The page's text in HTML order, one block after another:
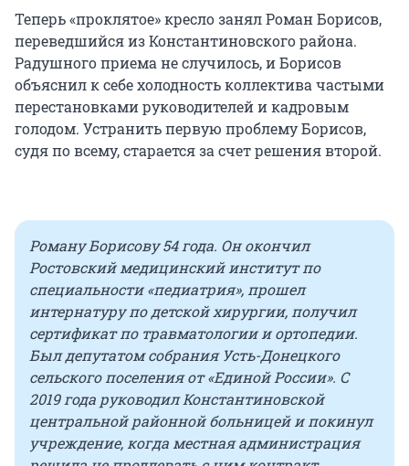
Теперь «проклятое» кресло занял Роман Борисов,
переведшийся из Константиновского района.
Радушного приема не случилось, и Борисов
объяснил к себе холодность коллектива частыми
перестановками руководителей и кадровым
голодом. Устранить первую проблему Борисов,
судя по всему, старается за счет решения второй.
Роману Борисову 54 года. Он окончил
Ростовский медицинский институт по
специальности «педиатрия», прошел
интернатуру по детской хирургии, получил
сертификат по травматологии и ортопедии.
Был депутатом собрания Усть-Донецкого
сельского поселения от «Единой России». С
2019 года руководил Константиновской
центральной районной больницей и покинул
учреждение, когда местная администрация